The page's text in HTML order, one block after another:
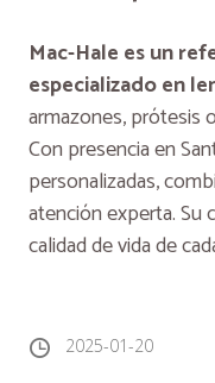
Mac-Hale es un
especializado en
armazones, prótesis
Con presencia en
personalizadas,
atención experta. Su
calidad de vida de
2025-01-20